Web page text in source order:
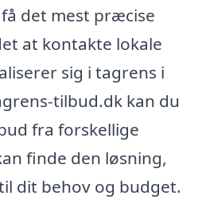
det mest præcise
at kontakte lokale
sig i tagrens i
tilbud.dk kan du
fra forskellige
finde den løsning,
dit behov og budget.